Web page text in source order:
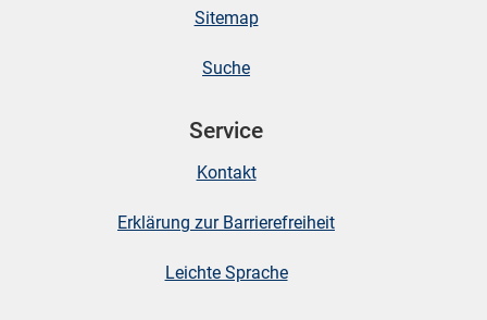
Sitemap
Suche
Service
Kontakt
Erklärung zur Barrierefreiheit
Leichte Sprache